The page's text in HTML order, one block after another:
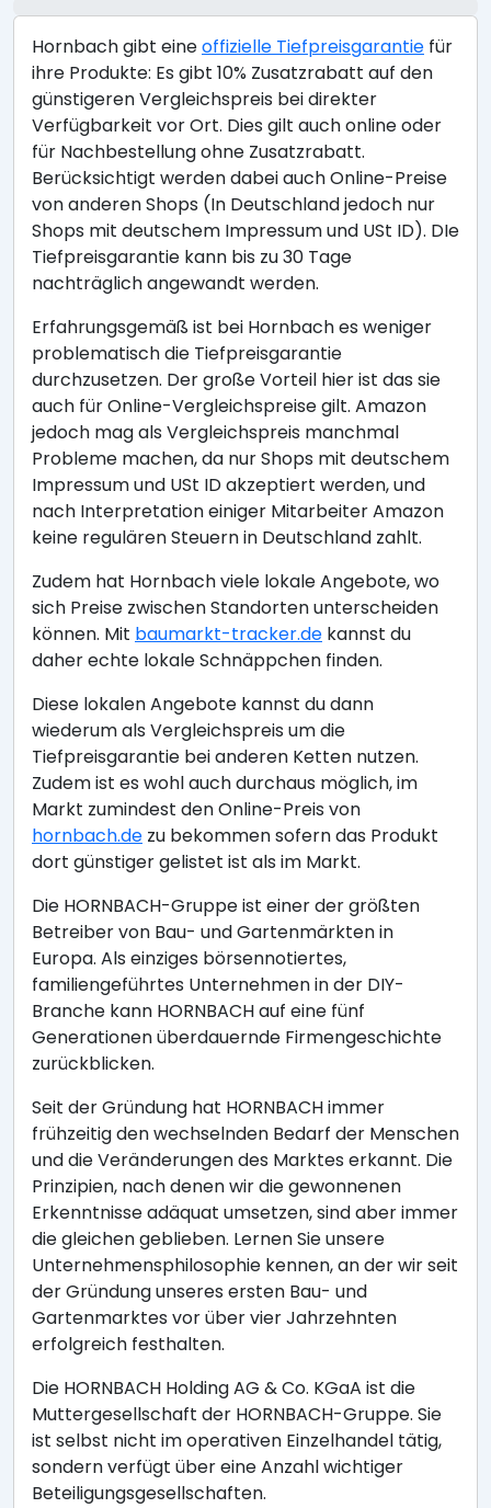
Hornbach gibt eineoffizielle Tiefpreisgarantie für
ihre Produkte: Es gibt 10% Zusatzrabatt auf den
günstigeren Vergleichspreis bei direkter
Verfügbarkeit vor Ort. Dies gilt auch online oder
für Nachbestellung ohne Zusatzrabatt.
Berücksichtigt werden dabei auch Online-Preise
von anderen Shops (In Deutschland jedoch nur
Shops mit deutschem Impressum und USt ID). DIe
Tiefpreisgarantie kann bis zu 30 Tage
nachträglich angewandt werden.
Erfahrungsgemäß ist bei Hornbach es weniger
problematisch die Tiefpreisgarantie
durchzusetzen. Der große Vorteil hier ist das sie
auch für Online-Vergleichspreise gilt. Amazon
jedoch mag als Vergleichspreis manchmal
Probleme machen, da nur Shops mit deutschem
Impressum und USt ID akzeptiert werden, und
nach Interpretation einiger Mitarbeiter Amazon
keine regulären Steuern in Deutschland zahlt.
Zudem hat Hornbach viele lokale Angebote, wo
sich Preise zwischen Standorten unterscheiden
können. Mit baumarkt-tracker.de kannst du
daher echte lokale Schnäppchen finden.
Diese lokalen Angebote kannst du dann
wiederum als Vergleichspreis um die
Tiefpreisgarantie bei anderen Ketten nutzen.
Zudem ist es wohl auch durchaus möglich, im
Markt zumindest den Online-Preis von
hornbach.de zu bekommen sofern das Produkt
dort günstiger gelistet ist als im Markt.
Die HORNBACH-Gruppe ist einer der größten
Betreiber von Bau- und Gartenmärkten in
Europa. Als einziges börsennotiertes,
familiengeführtes Unternehmen in der DIY-
Branche kann HORNBACH auf eine fünf
Generationen überdauernde Firmengeschichte
zurückblicken.
Seit der Gründung hat HORNBACH immer
frühzeitig den wechselnden Bedarf der Menschen
und die Veränderungen des Marktes erkannt. Die
Prinzipien, nach denen wir die gewonnenen
Erkenntnisse adäquat umsetzen, sind aber immer
die gleichen geblieben. Lernen Sie unsere
Unternehmensphilosophie kennen, an der wir seit
der Gründung unseres ersten Bau- und
Gartenmarktes vor über vier Jahrzehnten
erfolgreich festhalten.
Die HORNBACH Holding AG & Co. KGaA ist die
Muttergesellschaft der HORNBACH-Gruppe. Sie
ist selbst nicht im operativen Einzelhandel tätig,
sondern verfügt über eine Anzahl wichtiger
Beteiligungsgesellschaften.